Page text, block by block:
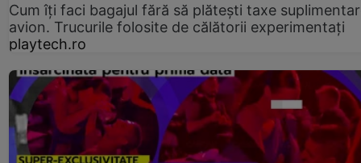
Cum îți faci bagajul fără să plătești taxe
avion. Trucurile folosite de călătorii experimentați
playtech.ro